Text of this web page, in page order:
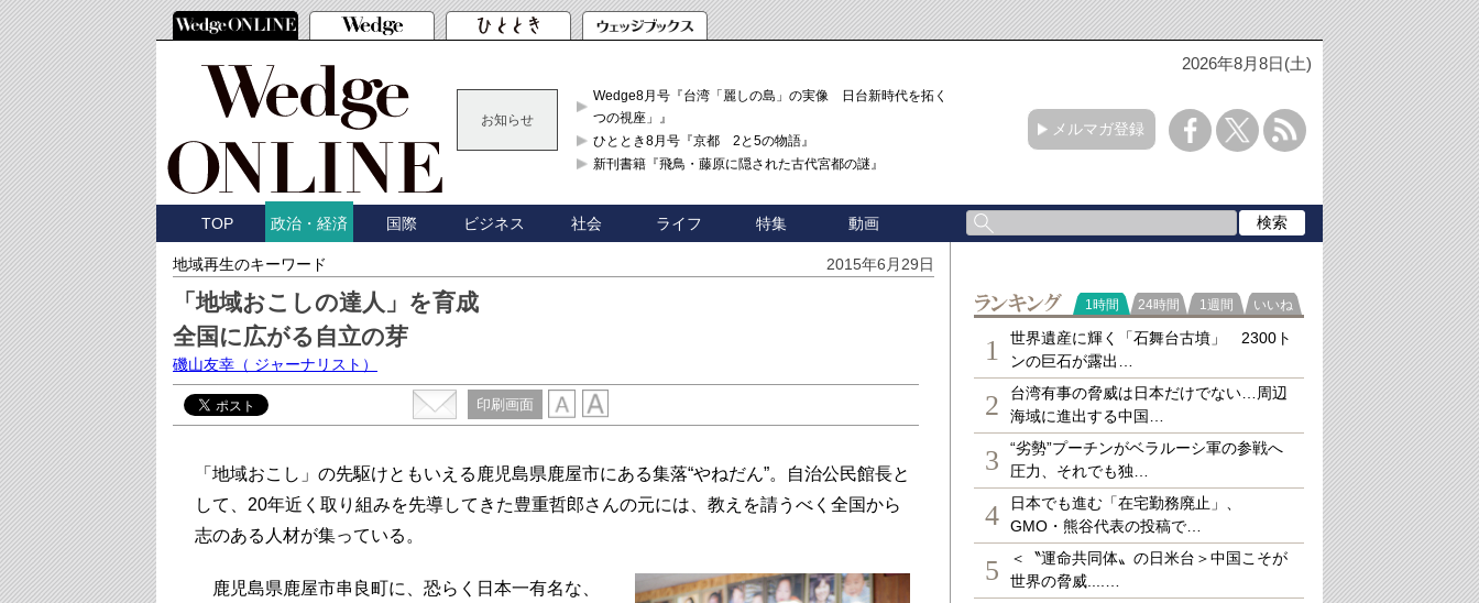
2026年8月8日(土)
お知らせ
Wedge8月号『台湾「麗しの島」の実像 日台新時代を拓く「3
つの視座」』
ひととき8月号『京都 2と5の物語』
新刊書籍『飛鳥・藤原に隠された古代宮都の謎』
メルマガ登録
TOP 政治・経済 国際 ビジネス 社会 ライフ 特集 動画
地域再生のキーワード 2015年6月29日
「地域おこしの達人」を育成
全国に広がる自立の芽
磯山友幸 （ ジャーナリスト）
印刷画面
「地域おこし」の先駆けともいえる鹿児島県鹿屋市にある集落“やねだん”。自治公民館長と
して、20年近く取り組みを先導してきた豊重哲郎さんの元には、教えを請うべく全国から
志のある人材が集っている。
鹿児島県鹿屋市串良町に、恐らく日本一有名な、
ランキング
1時間 24時間 1週間 いいね
1
世界遺産に輝く「石舞台古墳」 2300ト
ンの巨石が露出…
2
台湾有事の脅威は日本だけでない…周辺
海域に進出する中国…
3
“劣勢”プーチンがベラルーシ軍の参戦へ
圧力、それでも独…
4
日本でも進む「在宅勤務廃止」、
GMO・熊谷代表の投稿で…
5
＜〝運命共同体〟の日米台＞中国こそが
世界の脅威....…